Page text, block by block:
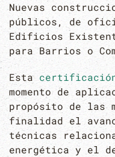
Nuevas
públicos, de
Edificios
para Barrios o
Esta
momento de
propósito de las
finalidad el
técnicas
energética y el